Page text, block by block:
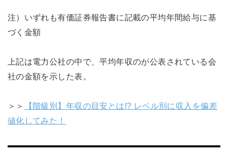
注）いずれも有価証券報告書に記載の平均年間給与に基
づく金額
上記は電力公社の中で、平均年収のが公表されている会
社の金額を示した表。
＞＞
【階級別】年収の目安とは!? レベル別に収入を偏差
値化してみた！